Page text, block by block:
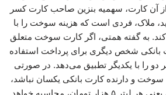
از آن کارت، سهمیه بنزین صاحب کارت کسر
ملاک، فردی است که هزینه سوخت را با
به گفته همتی، اگر کارت سوخت متعلق
بانکی شخص دیگری برای پرداخت استفاده
دو را با یکدیگر تطبیق می‌دهد. در صورتی
و دارنده کارت بانکی یکسان نباشد،
سوخت‌گیری با نرخ آزاد، یعنی هر لیتر ۵ هزار تومان، محاسبه خواهد